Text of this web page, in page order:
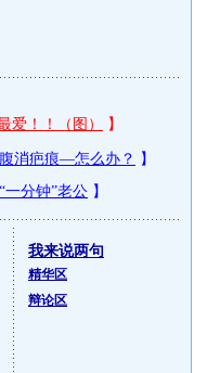
我来说两句
精华区
辩论区